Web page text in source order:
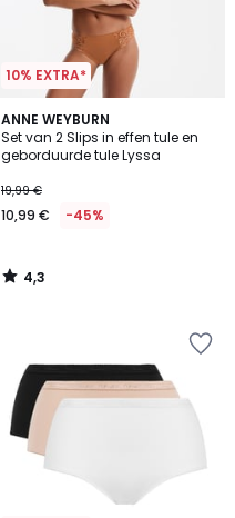
10% EXTRA*
ANNE WEYBURN
Set van 2 Slips in effen tule en
geborduurde tule Lyssa
19,99 €
10,99 € -45%
4,3
/ 5
4,3
/